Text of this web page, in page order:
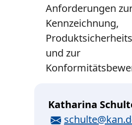
Anforderungen
Kennzeichnung,
und zur
Katharina
E-Mail